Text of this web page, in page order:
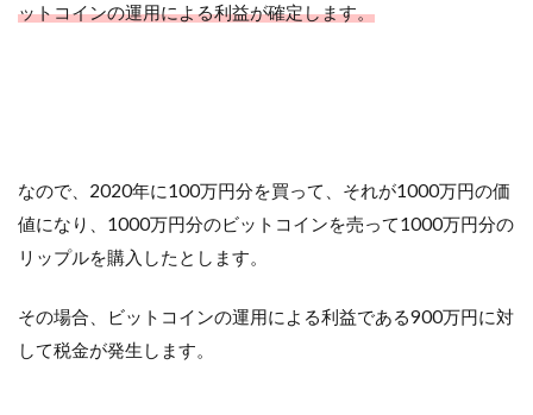
ットコインの運用による利益が確定します。
なので、2020年に100万円分を買って、それが1000万円の価
値になり、1000万円分のビットコインを売って1000万円分の
リップルを購入したとします。
その場合、ビットコインの運用による利益である900万円に対
して税金が発生します。